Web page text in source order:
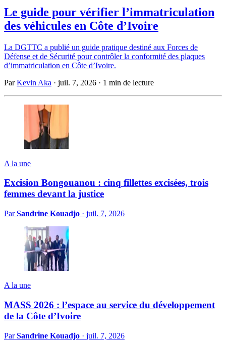
Le guide pour vérifier l’immatriculation
des véhicules en Côte d’Ivoire
La DGTTC a publié un guide pratique destiné aux Forces de
Défense et de Sécurité pour contrôler la conformité des plaques
d’immatriculation en Côte d’Ivoire.
ParKevin Aka · juil. 7, 2026 · 1 min de lecture
A la une
Excision Bongouanou : cinq fillettes excisées, trois
femmes devant la justice
ParSandrine Kouadjo · juil. 7, 2026
A la une
MASS 2026 : l’espace au service du développement
de la Côte d’Ivoire
ParSandrine Kouadjo · juil. 7, 2026